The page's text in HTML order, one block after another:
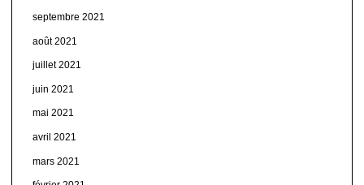
septembre 2021
août 2021
juillet 2021
juin 2021
mai 2021
avril 2021
mars 2021